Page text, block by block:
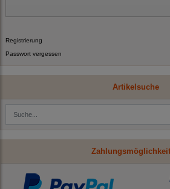
Registrierung
Passwort vergessen
Artikelsuche